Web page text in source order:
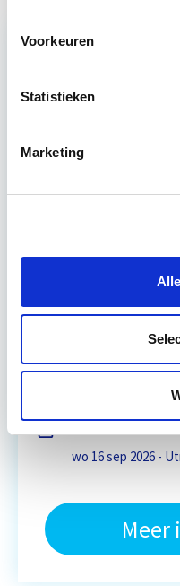
Voorkeuren
Statistieken
Marketing
Leer hoe je
14 lesdag(en)
Eerstvolgende
wo 16 sep 2026 -